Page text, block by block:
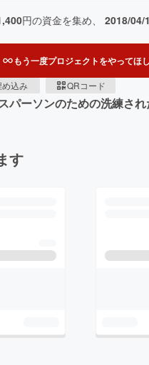
円の資金を集め、 2018/04/
もう一度プロジェクトをやってほ
め込み QRコード
ーソンのための洗練され
す